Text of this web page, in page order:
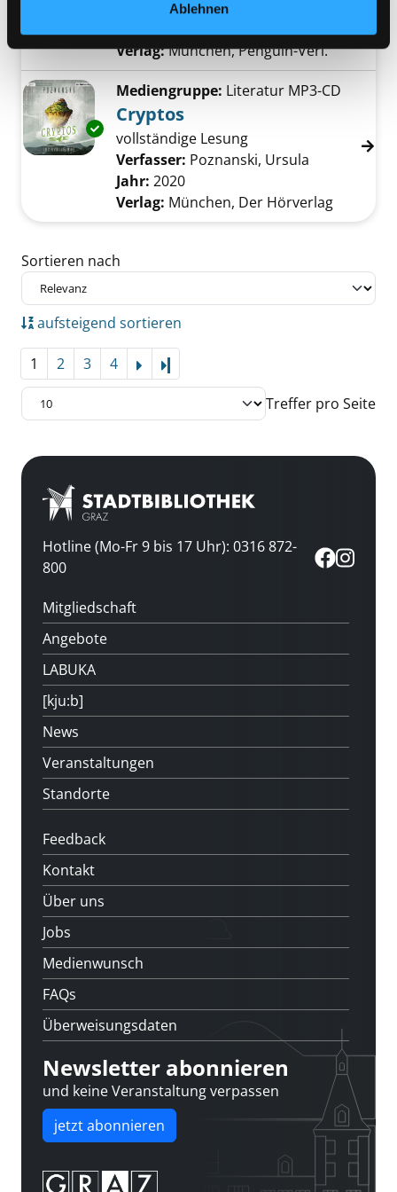
Ablehnen
Verfasser:Lelord, François
Verlag:München, Penguin-Verl.
Exemplar-Details von Cryptos anzeigen
Mediengruppe: Literatur MP3-CD
Cryptos
vollständige Lesung
Verfasser: Poznanski, Ursula
Jahr: 2020
Verlag: München, Der Hörverlag
Zu den Suchfiltern springen
Sortieren nach
aufsteigend sortieren
1 2 3 4
Treffer pro Seite
Hotline (Mo-Fr 9 bis 17 Uhr): 0316 872-
800
Mitgliedschaft
Angebote
LABUKA
[kju:b]
News
Veranstaltungen
Standorte
Feedback
Kontakt
Über uns
Jobs
Medienwunsch
FAQs
Überweisungsdaten
Newsletter abonnieren
und keine Veranstaltung verpassen
jetzt abonnieren